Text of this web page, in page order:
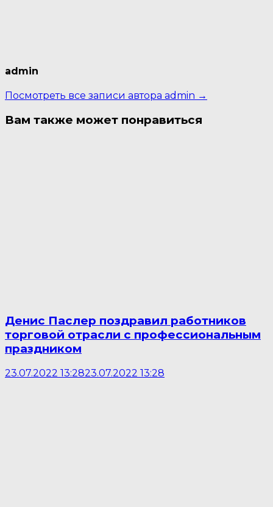
admin
Посмотреть все записи автора admin →
Вам также может понравиться
Денис Паслер поздравил работников
торговой отрасли с профессиональным
праздником
23.07.2022 13:2823.07.2022 13:28